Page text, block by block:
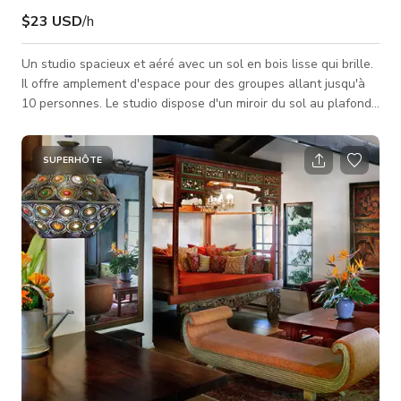
$23 USD/h
Un studio spacieux et aéré avec un sol en bois lisse qui brille.
Il offre amplement d'espace pour des groupes allant jusqu'à
10 personnes. Le studio dispose d'un miroir du sol au plafond
bois rustiques au plafond. L'espace est baigné d'une lumière
naturelle chaude, créant une atmosphère accueillante.
SUPERHÔTE